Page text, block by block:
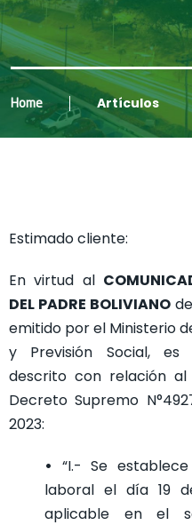
Home Artículos
Estimado cliente:
En virtud al
DEL PADRE BOLIVIANO
emitido por el Ministerio
y Previsión Social,
descrito con relación
Decreto Supremo
2023:
• “I.- Se
laboral el día 19
aplicable en el